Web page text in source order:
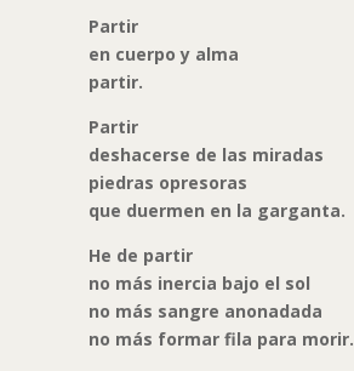
Partir
en cuerpo y alma
partir.
Partir
deshacerse de las miradas
piedras opresoras
que duermen en la garganta.
He de partir
no más inercia bajo el sol
no más sangre anonadada
no más formar fila para morir.